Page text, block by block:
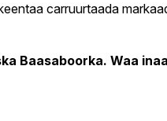
carruurtaada
Baasaboorka. Waa